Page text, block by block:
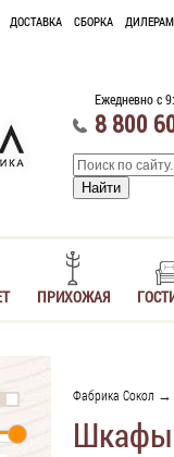
ДОСТАВКА СБОРКА ДИЛЕРАМ
Ежедневно с
8 800
ПРИХОЖАЯ
Фабрика Сокол →
Шкафы